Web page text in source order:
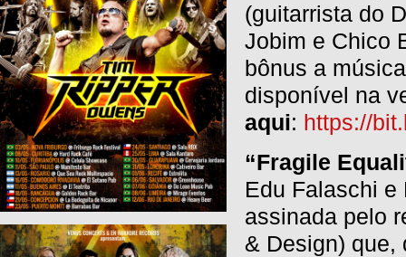
(guitarrista do
Jobim e Chico
bônus a
disponível na
aqui: https://
“Fragile
Edu Falaschi e
assinada pelo
& Design) que,